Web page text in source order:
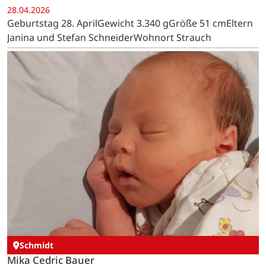
28.04.2026
Geburtstag 28. AprilGewicht 3.340 gGröße 51 cmEltern
Janina und Stefan SchneiderWohnort Strauch
Schmidt
Mika Cedric Bauer